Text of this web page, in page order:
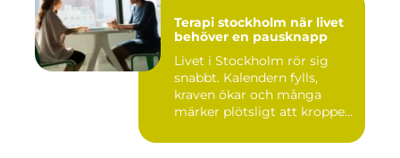
Terapi stockholm när livet
behöver en pausknapp
Livet i Stockholm rör sig
snabbt. Kalendern fylls,
kraven ökar och många
märker plötsligt att kroppe...